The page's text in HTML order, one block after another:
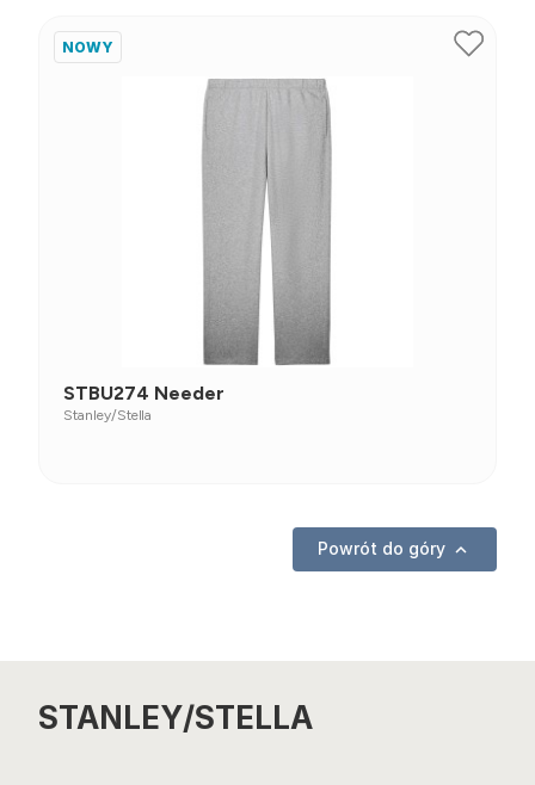
NOWY
STBU274 Needer
Stanley/Stella
Powrót do góry 
STANLEY/STELLA